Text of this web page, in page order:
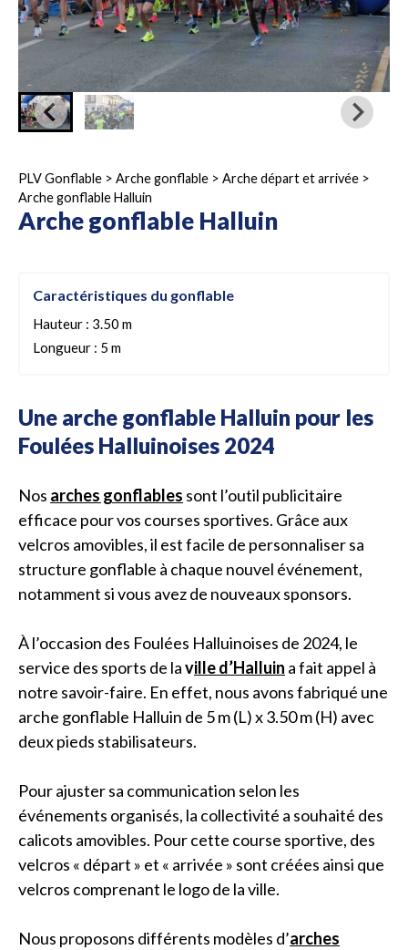
PLV Gonflable > Arche gonflable > Arche départ et arrivée >
Arche gonflable Halluin
Arche gonflable Halluin
Caractéristiques du gonflable
Hauteur : 3.50 m
Longueur : 5 m
Une arche gonflable Halluin pour les
Foulées Halluinoises 2024
Nos arches gonflables sont l’outil publicitaire
efficace pour vos courses sportives. Grâce aux
velcros amovibles, il est facile de personnaliser sa
structure gonflable à chaque nouvel événement,
notamment si vous avez de nouveaux sponsors.
À l’occasion des Foulées Halluinoises de 2024, le
service des sports de laville d’Halluin a fait appel à
notre savoir-faire. En effet, nous avons fabriqué une
arche gonflable Halluin de 5 m (L) x 3.50 m (H) avec
deux pieds stabilisateurs.
Pour ajuster sa communication selon les
événements organisés, la collectivité a souhaité des
calicots amovibles. Pour cette course sportive, des
velcros « départ » et « arrivée » sont créées ainsi que
velcros comprenant le logo de la ville.
Nous proposons différents modèles d’arches